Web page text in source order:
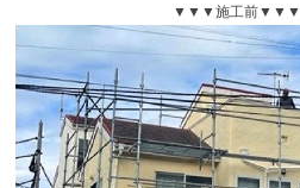
▼▼▼施工前▼▼▼